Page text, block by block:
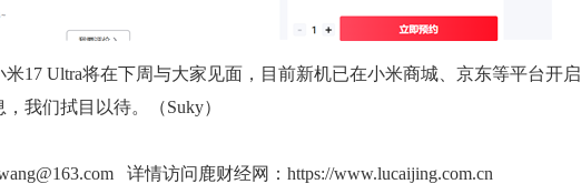
Ultra将在下周与大家见面，目前新机已在小米商城、京东等平台开启
我们拭目以待。（Suky）
详情访问鹿财经网： https://www.lucaijing.com.cn